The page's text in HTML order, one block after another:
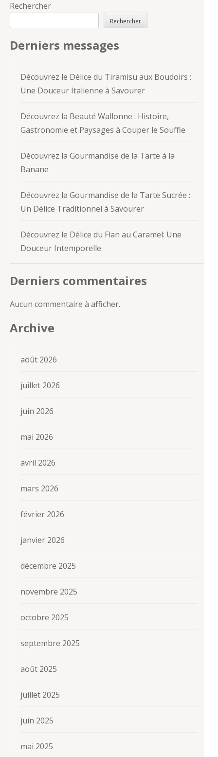
Rechercher
Rechercher
Derniers messages
Découvrez le Délice du Tiramisu aux Boudoirs :
Une Douceur Italienne à Savourer
Découvrez la Beauté Wallonne : Histoire,
Gastronomie et Paysages à Couper le Souffle
Découvrez la Gourmandise de la Tarte à la
Banane
Découvrez la Gourmandise de la Tarte Sucrée :
Un Délice Traditionnel à Savourer
Découvrez le Délice du Flan au Caramel: Une
Douceur Intemporelle
Derniers commentaires
Aucun commentaire à afficher.
Archive
août 2026
juillet 2026
juin 2026
mai 2026
avril 2026
mars 2026
février 2026
janvier 2026
décembre 2025
novembre 2025
octobre 2025
septembre 2025
août 2025
juillet 2025
juin 2025
mai 2025